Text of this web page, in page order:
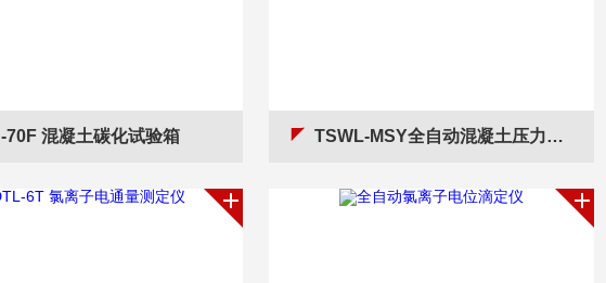
70F 混凝土碳化试验箱 TSWL-MSY全自动混凝土压力泌水仪器